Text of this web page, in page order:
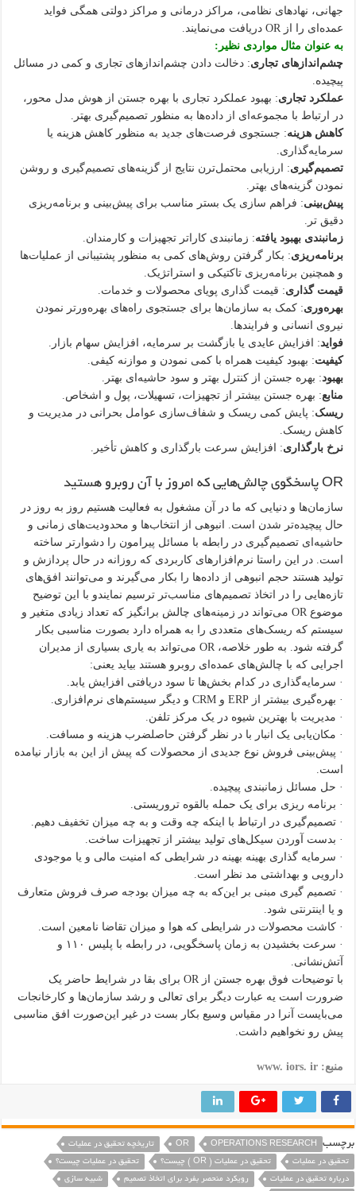
جهانی، نهادهای نظامی، مراکز درمانی و مراکز دولتی همگی فواید
عمده‌ای را از OR دریافت می‌نمایند.
به عنوان مثال مواردی نظیر:
چشم‌اندازهای تجاری: دخالت دادن چشم‌اندازهای تجاری و کمی در مسائل
پیچیده.
عملکرد تجاری: بهبود عملکرد تجاری با بهره جستن از هوش مدل محور،
در ارتباط با مجموعه‌ای از داده‌ها به منظور تصمیم‌گیری بهتر.
کاهش هزینه: جستجوی فرصت‌های جدید به منظور کاهش هزینه یا
سرمایه‌گذاری.
تصمیم‌گیری: ارزیابی محتمل‌ترن نتایج از گزینه‌های تصمیم‌گیری و روشن
نمودن گزینه‌های بهتر.
پیش‌بینی: فراهم سازی یک بستر مناسب برای پیش‌بینی و برنامه‌ریزی
دقیق تر.
زمانبندی بهبود یافته: زمانبندی کاراتر تجهیزات و کارمندان.
برنامه‌ریزی: بکار گرفتن روش‌های کمی به منظور پشتیبانی از عملیات‌ها
و همچنین برنامه‌ریزی تاکتیکی و استراتژیک.
قیمت گذاری: قیمت گذاری پویای محصولات و خدمات.
بهره‌وری: کمک به سازمان‌ها برای جستجوی راه‌های بهره‌ورتر نمودن
نیروی انسانی و فرایندها.
فواید: افزایش عایدی یا بازگشت بر سرمایه، افزایش سهام بازار.
کیفیت: بهبود کیفیت همراه با کمی نمودن و موازنه کیفی.
بهبود: بهره جستن از کنترل بهتر و سود حاشیه‌ای بهتر.
منابع: بهره جستن بیشتر از تجهیزات، تسهیلات، پول و اشخاص.
ریسک: پایش کمی ریسک و شفاف‌سازی عوامل بحرانی در مدیریت و
کاهش ریسک.
نرخ بارگذاری: افزایش سرعت بارگذاری و کاهش تأخیر.
OR پاسخگوی چالش‌هایی که امروز با آن روبرو هستید
سازمان‌ها و دنیایی که ما در آن مشغول به فعالیت هستیم روز به روز در
حال پیچیده‌تر شدن است. انبوهی از انتخاب‌ها و محدودیت‌های زمانی و
حاشیه‌ای تصمیم‌گیری در رابطه با مسائل پیرامون را دشوارتر ساخته
است. در این راستا نرم‌افزارهای کاربردی که روزانه در حال پردازش و
تولید هستند حجم انبوهی از داده‌ها را بکار می‌گیرند و می‌توانند افق‌های
تازه‌هایی را در اتخاذ تصمیم‌های مناسب‌تر ترسیم نمایندو با این توضیح
موضوع OR می‌تواند در زمینه‌های چالش برانگیز که تعداد زیادی متغیر و
سیستم که ریسک‌های متعددی را به همراه دارد بصورت مناسبی بکار
گرفته شود. به طور خلاصه، OR می‌تواند به یاری بسیاری از مدیران
اجرایی که با چالش‌های عمده‌ای روبرو هستند بیاید یعنی:
· سرمایه‌گذاری در کدام بخش‌ها تا سود دریافتی افزایش یابد.
· بهره‌گیری بیشتر از ERP و CRM و دیگر سیستم‌ها‌ی نرم‌افزاری.
· مدیریت با بهترین شیوه در یک مرکز تلفن.
· مکان‌یابی یک انبار با در نظر گرفتن حاصلضرب هزینه و مسافت.
· پیش‌بینی فروش نوع جدیدی از محصولات که پیش از این به بازار نیامده
است.
· حل مسائل زمانبندی پیچیده.
· برنامه ریزی برای یک حمله بالقوه تروریستی.
· تصمیم‌گیری در ارتباط با اینکه چه وقت و به چه میزان تخفیف دهیم.
· بدست آوردن سیکل‌های تولید بیشتر از تجهیزات ساخت.
· سرمایه گذاری بهینه بهینه در شرایطی که امنیت مالی و یا موجودی
دارویی و بهداشتی مد نظر است.
· تصمیم گیری مبنی بر این‌که به چه میزان بودجه صرف فروش متعارف
و یا اینترنتی شود.
· کاشت محصولات در شرایطی که هوا و میزان تقاضا نامعین است.
· سرعت بخشیدن به زمان پاسخگویی، در رابطه با پلیس ۱۱۰ و
آتش‌نشانی.
با توضیحات فوق بهره جستن از OR برای بقا در شرایط حاضر یک
ضرورت است یه عبارت دیگر برای تعالی و رشد سازمان‌ها و کارخانجات
می‌بایست آنرا در مقیاس وسیع بکار بست در غیر این‌صورت افق مناسبی
پیش رو نخواهیم داشت.
منبع: www. iors. ir
برچسب OPERATIONS RESEARCH
OR
تاریخچه تحقیق در عملیات
تحقیق در عملیات
تحقیق در عملیات ( OR ) چیست؟
تحقیق در عملیات چیست؟
درباره تحقیق در عملیات
رویکرد منحصر بفرد برای اتخاذ تصمیم
شبیه سازی